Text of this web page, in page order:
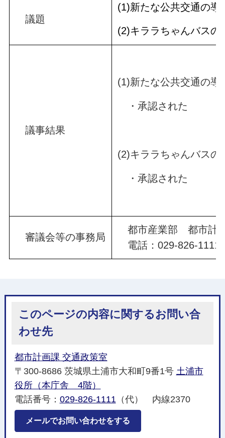
議題
(1)新たな公共交通の導
(2)キララちゃんバスの
議事結果
(1)新たな公共交通の導
・承認された
(2)キララちゃんバスの
・承認された
審議会等の事務局
都市産業部 都市計
電話：029-826-1111
このページの内容に関するお問い合
わせ先
都市計画課 交通政策室
〒300-8686 茨城県土浦市大和町9番1号 土浦市
役所（本庁舎 4階）
電話番号： 029-826-1111（代） 内線2370
メールでお問い合わせをする